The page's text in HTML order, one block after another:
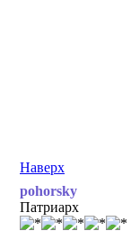
Наверх
pohorsky
Патриарх